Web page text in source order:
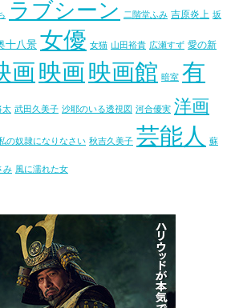
ラブシーン 二階堂ふみ 吉原炎上 坂
十八景 女優 女猫 山田裕貴 広瀬すず 愛の新
画映画映画館 暗室 有
太 武田久美子 沙耶のいる透視図 河合優実 洋画
の奴隷になりなさい 秋吉久美子 芸能人 蘇
み 風に濡れた女